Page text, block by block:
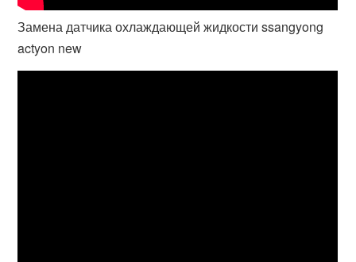
Замена датчика охлаждающей жидкости ssangyong
actyon new